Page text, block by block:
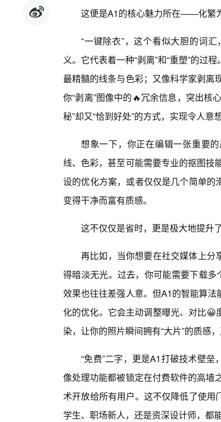
这便是A1的核心魅力所在——化繁
“一键除衣”，这个看似大胆的词
义。它代表着一种“剥离”和“重塑”的过
最精髓的线条与色彩；又像科学家剥离
你“剥离”图像中的🔥冗余信息，突出核
秘”却又“恰到好处”的方式，实现令人意
想象一下，你正在编辑一张重要
线、色彩，甚至可能需要专业的抠图技
设的优化方案，或者仅仅是几个简单
变得干净而富有质感。
这不仅仅是省时，更是极大地提升
再比如，当你想要在社交媒体上分
得暗淡无光。过去，你可能需要下载
效果也往往差强人意。但A1的智能算
化的优化。它会主动调整曝光、对比
染，让你的照片瞬间拥有“大片”的质感
“免费”二字，更是A1打破技术壁
像处理功能都被锁定在付费软件的高墙
术开放给所有用户。这不仅降低了使
学生、职场新人，还是资深设计师，都